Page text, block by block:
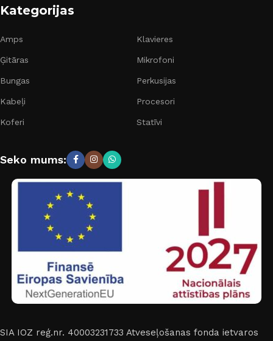
Kategorijas
Amps
Ģitāras
Bungas
Kabeļi
Koferi
Klavieres
Mikrofoni
Perkusijas
Procesori
Statīvi
Seko mums:
SIA IOZ reģ.nr. 40003231733 Atveseļošanas fonda ietvaros